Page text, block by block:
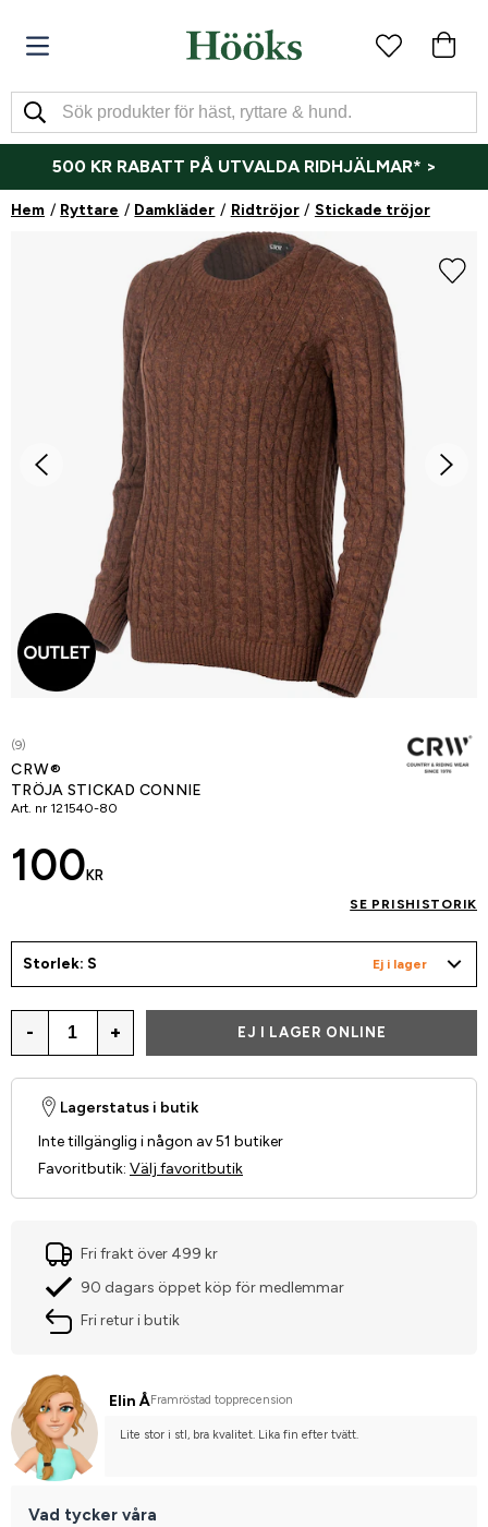
500 KR RABATT PÅ UTVALDA RIDHJÄLMAR* >
Hem Ryttare Damkläder Ridtröjor Stickade tröjor
(9)
CRW®
TRÖJA STICKAD CONNIE
Art. nr 121540-80
100 KR
SE PRISHISTORIK
Storlek: S Ej i lager
- + EJ I LAGER ONLINE
Lagerstatus i butik
Inte tillgänglig i någon av 51 butiker
Favoritbutik: Välj favoritbutik
Fri frakt över 499 kr
90 dagars öppet köp för medlemmar
Fri retur i butik
Elin ÅFramröstad topprecension
Lite stor i stl, bra kvalitet. Lika fin efter tvätt.
Vad tycker våra